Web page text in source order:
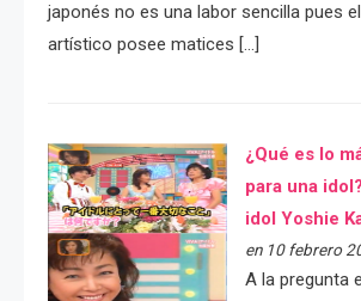
japonés no es una labor sencilla pues
artístico posee matices […]
¿Qué es lo
para una
idol Yoshie
en 10 febrero
A la pregunta